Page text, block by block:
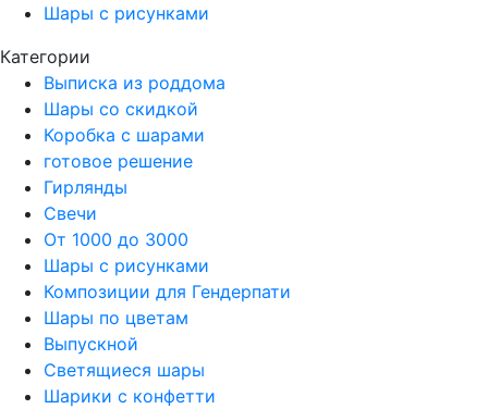
Шары с рисунками
Категории
Выписка из роддома
Шары со скидкой
Коробка с шарами
готовое решение
Гирлянды
Свечи
От 1000 до 3000
Шары с рисунками
Композиции для Гендерпати
Шары по цветам
Выпускной
Светящиеся шары
Шарики с конфетти